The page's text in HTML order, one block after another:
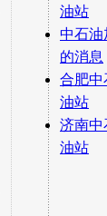
油站
中石油
的消息
合肥中
油站
济南中
油站